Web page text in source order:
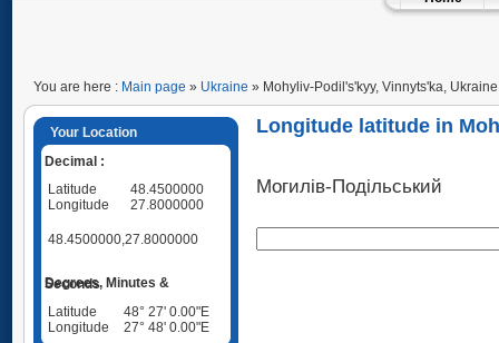
You are here : Main page » Ukraine » Mohyliv-Podil's'kyy, Vinnyts'ka, Ukraine
Your Location
Decimal :
Latitude
48.4500000
Longitude
27.8000000
48.4500000,27.8000000
Degrees, Minutes & Seconds
Latitude
48° 27' 0.00"E
Longitude
27° 48' 0.00"E
Longitude latitude in
Могилів-Подільський